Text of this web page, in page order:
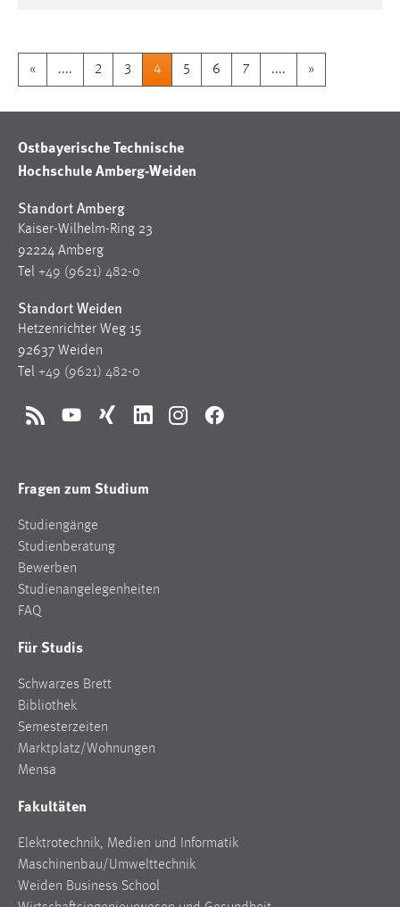
« .... 2 3 4 5 6 7 .... »
Ostbayerische Technische
Hochschule Amberg-Weiden
Standort Amberg
Kaiser-Wilhelm-Ring 23
92224 Amberg
Tel +49 (9621) 482-0
Standort Weiden
Hetzenrichter Weg 15
92637 Weiden
Tel +49 (9621) 482-0
RSS YouTubeXing LinkedInInstagramFacebook
Fragen zum Studium
Studiengänge
Studienberatung
Bewerben
Studienangelegenheiten
FAQ
Für Studis
Schwarzes Brett
Bibliothek
Semesterzeiten
Marktplatz/Wohnungen
Mensa
Fakultäten
Elektrotechnik, Medien und Informatik
Maschinenbau/Umwelttechnik
Weiden Business School